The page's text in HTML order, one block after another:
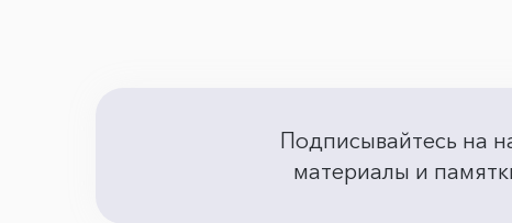
Подписывайтесь на
материалы и